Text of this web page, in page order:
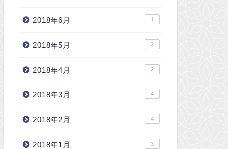
2018年6月 1
2018年5月 2
2018年4月 2
2018年3月 4
2018年2月 4
2018年1月 3